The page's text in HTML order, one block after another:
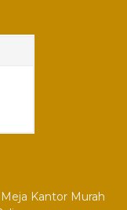
Kantor Murah